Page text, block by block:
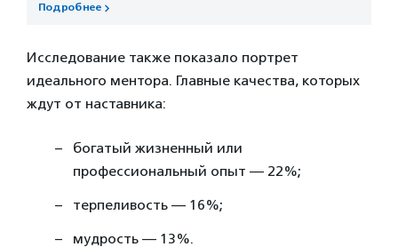
Подробнее
Исследование также показало портрет
идеального ментора. Главные качества, которых
ждут от наставника:
богатый жизненный или
профессиональный опыт — 22%;
терпеливость — 16%;
мудрость — 13%.